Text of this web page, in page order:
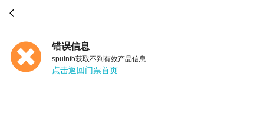

错误信息
spuInfo获取不到有效产品信息
点击返回门票首页